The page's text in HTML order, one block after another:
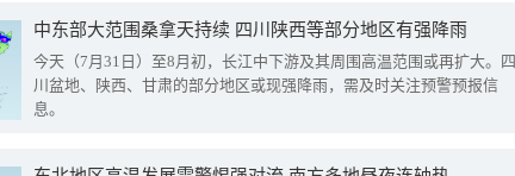
中东部大范围桑拿天持续 四川陕西等部分地区有强降雨
今天（7月31日）至8月初，长江中下游及其周围高温范围或再扩大。四
川盆地、陕西、甘肃的部分地区或现强降雨，需及时关注预警预报信
息。